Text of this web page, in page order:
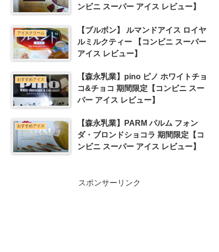
ンビニ スーパー アイス レビュー】
アイスクリーム
【ブルボン】 ルマンドアイス ロイヤ
ルミルクティー 【コンビニ スーパー
アイス レビュー】
おすすめアイス
【森永乳業】pino ピノ ホワイトチョ
コ&チョコ 期間限定【コンビニ スー
パー アイス レビュー】
おすすめアイス
【森永乳業】PARM パルム フォン
ダ・ブロンドショコラ 期間限定【コ
ンビニ スーパー アイス レビュー】
スポンサーリンク